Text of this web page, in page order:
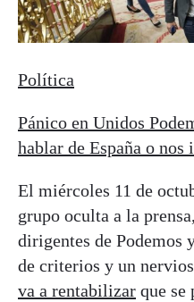
Política
Pánico en Unidos
hablar de España o
El miércoles 11 de
grupo oculta a la
dirigentes de
de criterios y un
va a rentabilizar que se